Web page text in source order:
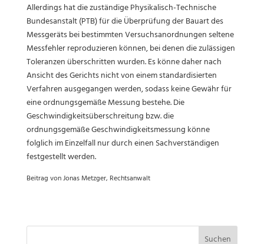
Allerdings hat die zuständige Physikalisch-Technische
Bundesanstalt (PTB) für die Überprüfung der Bauart des
Messgeräts bei bestimmten Versuchsanordnungen seltene
Messfehler reproduzieren können, bei denen die zulässigen
Toleranzen überschritten wurden. Es könne daher nach
Ansicht des Gerichts nicht von einem standardisierten
Verfahren ausgegangen werden, sodass keine Gewähr für
eine ordnungsgemäße Messung bestehe. Die
Geschwindigkeitsüberschreitung bzw. die
ordnungsgemäße Geschwindigkeitsmessung könne
folglich im Einzelfall nur durch einen Sachverständigen
festgestellt werden.
Beitrag von Jonas Metzger, Rechtsanwalt
Suchen